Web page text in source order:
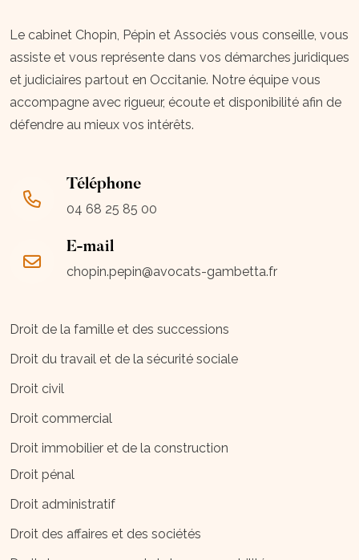
Le cabinet Chopin, Pépin et Associés vous conseille, vous
assiste et vous représente dans vos démarches juridiques
et judiciaires partout en Occitanie. Notre équipe vous
accompagne avec rigueur, écoute et disponibilité afin de
défendre au mieux vos intérêts.
Droit de la famille et des successions
Droit du travail et de la sécurité sociale
Droit civil
Droit commercial
Droit immobilier et de la construction
Droit pénal
Droit administratif
Droit des affaires et des sociétés
Téléphone
04 68 25 85 00
E-mail
chopin.pepin@avocats-gambetta.fr